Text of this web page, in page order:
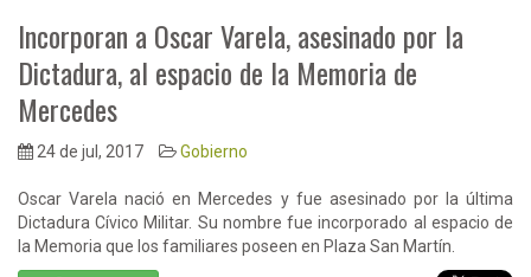
Incorporan a Oscar Varela, asesinado por la
Dictadura, al espacio de la Memoria de
Mercedes
24 de jul, 2017 Gobierno
Oscar Varela nació en Mercedes y fue asesinado por la última
Dictadura Cívico Militar. Su nombre fue incorporado al espacio de
la Memoria que los familiares poseen en Plaza San Martín.